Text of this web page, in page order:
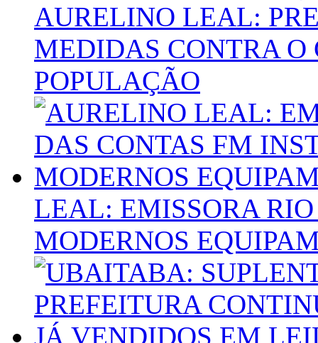
AURELINO LEAL:
MEDIDAS CONTRA
POPULAÇÃO
LEAL: EMISSORA
MODERNOS